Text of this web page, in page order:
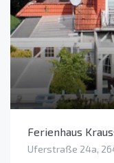
Ferienhaus
Uferstraße 24a,